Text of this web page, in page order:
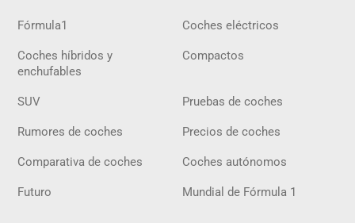
Fórmula1 Coches eléctricos
Coches híbridos y
enchufables
Compactos
SUV Pruebas de coches
Rumores de coches Precios de coches
Comparativa de coches Coches autónomos
Futuro Mundial de Fórmula 1